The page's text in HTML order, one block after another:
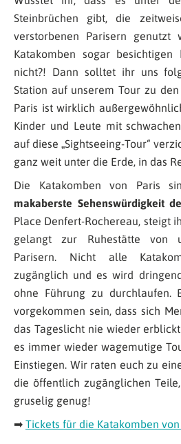
Steinbrüchen gibt, die
verstorbenen Parisern genutzt
Katakomben sogar
nicht?! Dann solltet ihr uns
Station auf unserem Tour zu
Paris ist wirklich
Kinder und Leute mit
auf diese „Sightseeing-Tour“
ganz weit unter die Erde, in das
Die Katakomben von Paris
makaberste Sehenswürdigkeit
Place Denfert-Rochereau, steigt
gelangt zur Ruhestätte von
Parisern. Nicht alle
zugänglich und es wird
ohne Führung zu durchlaufen.
vorgekommen sein, dass sich
das Tageslicht nie wieder
es immer wieder wagemutige
Einstiegen. Wir raten euch zu
die öffentlich zugänglichen
gruselig genug!
➡ Tickets für die Katakomben